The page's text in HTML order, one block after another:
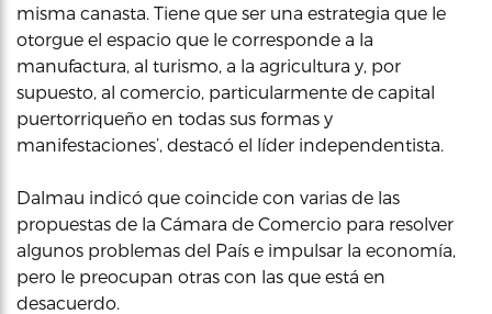
misma canasta. Tiene que ser una estrategia que le
otorgue el espacio que le corresponde a la
manufactura, al turismo, a la agricultura y, por
supuesto, al comercio, particularmente de capital
puertorriqueño en todas sus formas y
manifestaciones’, destacó el líder independentista.
Dalmau indicó que coincide con varias de las
propuestas de la Cámara de Comercio para resolver
algunos problemas del País e impulsar la economía,
pero le preocupan otras con las que está en
desacuerdo.